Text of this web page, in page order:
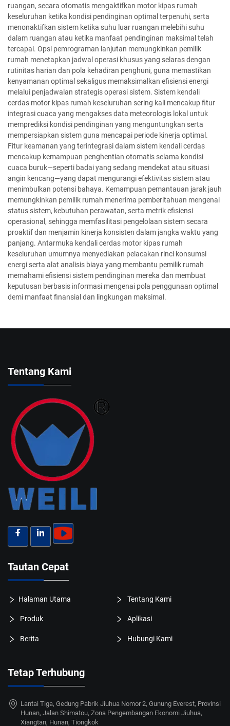
ruangan, secara otomatis mengaktifkan motor kipas rumah
keseluruhan ketika kondisi pendinginan optimal terpenuhi, serta
menonaktifkan sistem ketika suhu luar ruangan melebihi suhu
dalam ruangan atau ketika manfaat pendinginan maksimal telah
tercapai. Opsi pemrograman lanjutan memungkinkan pemilik
rumah menetapkan jadwal operasi khusus yang selaras dengan
rutinitas harian dan pola kehadiran penghuni, guna memastikan
kenyamanan optimal sekaligus memaksimalkan efisiensi energi
melalui penjadwalan strategis operasi sistem. Sistem kendali
cerdas motor kipas rumah keseluruhan sering kali mencakup fitur
integrasi cuaca yang mengakses data meteorologis lokal untuk
memprediksi kondisi pendinginan yang menguntungkan serta
mempersiapkan sistem guna mencapai periode kinerja optimal.
Fitur keamanan yang terintegrasi dalam sistem kendali cerdas
mencakup kemampuan penghentian otomatis selama kondisi
cuaca buruk—seperti badai yang sedang mendekat atau situasi
angin kencang—yang dapat mengurangi efektivitas sistem atau
menimbulkan potensi bahaya. Kemampuan pemantauan jarak jauh
memungkinkan pemilik rumah menerima pemberitahuan mengenai
status sistem, kebutuhan perawatan, serta metrik efisiensi
operasional, sehingga memfasilitasi pengelolaan sistem secara
proaktif dan menjamin kinerja konsisten dalam jangka waktu yang
panjang. Antarmuka kendali cerdas motor kipas rumah
keseluruhan umumnya menyediakan pelacakan rinci konsumsi
energi serta alat analisis biaya yang membantu pemilik rumah
memahami efisiensi sistem pendinginan mereka dan membuat
keputusan berbasis informasi mengenai pola penggunaan optimal
demi manfaat finansial dan lingkungan maksimal.
Tentang Kami
Tautan Cepat
Halaman Utama Tentang Kami
Produk Aplikasi
Berita Hubungi Kami
Tetap Terhubung
Lantai Tiga, Gedung Pabrik Jiuhua Nomor 2, Gunung Everest, Provinsi
Hunan, Jalan Shimatou, Zona Pengembangan Ekonomi Jiuhua,
Xiangtan, Hunan, Tiongkok